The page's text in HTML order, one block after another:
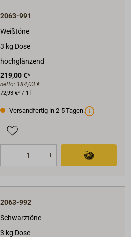
2063-991
Weißtöne
3 kg Dose
hochglänzend
219,00 €*
netto: 184,03 €
72,93 €* / 1 l
Versandfertig in 2-5 Tagen.
2063-992
Schwarztöne
3 kg Dose